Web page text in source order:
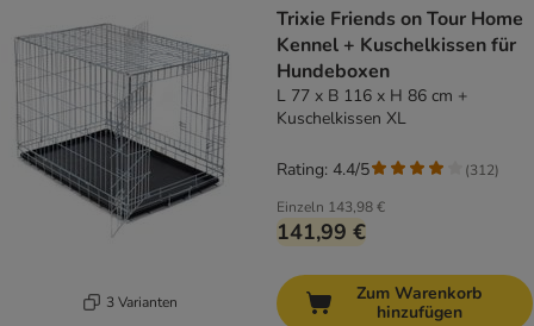
3 Varianten
Trixie Friends on Tour Home
Kennel + Kuschelkissen für
Hundeboxen
L 77 x B 116 x H 86 cm +
Kuschelkissen XL
Einzeln 143,98 €
141,99 €
Rating: 4.4/5 (312)
Zum Warenkorb
hinzufügen